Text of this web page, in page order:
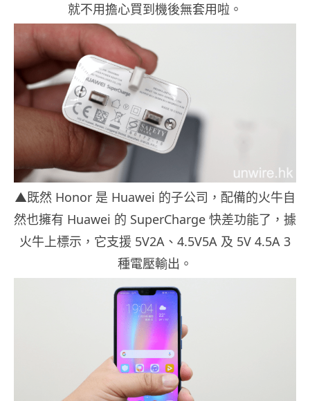
就不用擔心買到機後無套用啦。
▲既然 Honor 是 Huawei 的子公司，配備的火牛自
然也擁有 Huawei 的 SuperCharge 快差功能了，據
火牛上標示，它支援 5V2A、4.5V5A 及 5V 4.5A 3
種電壓輸出。